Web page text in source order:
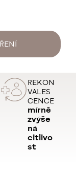
REKON
VALES
CENCE
mírně
zvýše
ná
citlivo
st